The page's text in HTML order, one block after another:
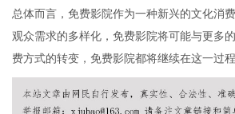
总体而言，免费影院作为一种新兴的文化消
观众需求的多样化，免费影院将可能与更多
费方式的转变，免费影院都将继续在这一过